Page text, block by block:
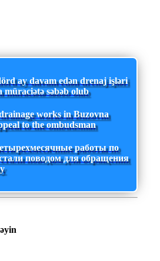
ay davam edən drenaj işləri
müraciətə səbəb olub
works in Buzovna
to the ombudsman
работы по
поводом для обращения